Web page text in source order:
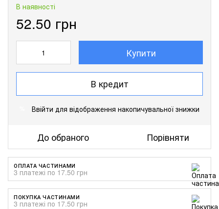
В наявності
52.50 грн
Купити
В кредит
Ввійти для відображення накопичувальної знижки
До обраного Порівняти
ОПЛАТА ЧАСТИНАМИ
3 платежі по 17.50 грн
ПОКУПКА ЧАСТИНАМИ
3 платежі по 17.50 грн